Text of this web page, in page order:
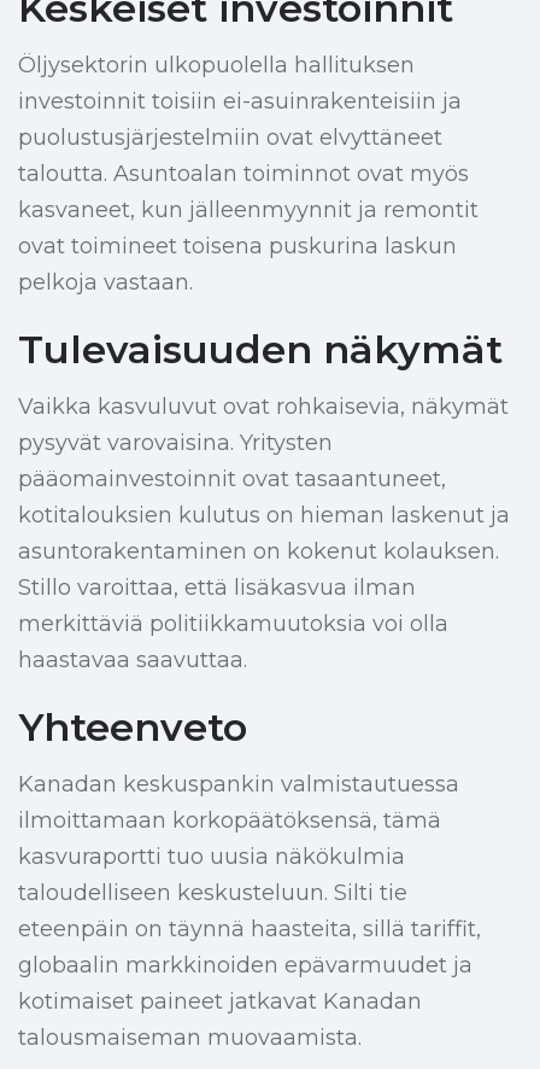
Öljysektorin ulkopuolella hallituksen
investoinnit toisiin ei-asuinrakenteisiin ja
puolustusjärjestelmiin ovat elvyttäneet
taloutta. Asuntoalan toiminnot ovat myös
kasvaneet, kun jälleenmyynnit ja remontit
ovat toimineet toisena puskurina laskun
pelkoja vastaan.
Tulevaisuuden näkymät
Vaikka kasvuluvut ovat rohkaisevia, näkymät
pysyvät varovaisina. Yritysten
pääomainvestoinnit ovat tasaantuneet,
kotitalouksien kulutus on hieman laskenut ja
asuntorakentaminen on kokenut kolauksen.
Stillo varoittaa, että lisäkasvua ilman
merkittäviä politiikkamuutoksia voi olla
haastavaa saavuttaa.
Yhteenveto
Kanadan keskuspankin valmistautuessa
ilmoittamaan korkopäätöksensä, tämä
kasvuraportti tuo uusia näkökulmia
taloudelliseen keskusteluun. Silti tie
eteenpäin on täynnä haasteita, sillä tariffit,
globaalin markkinoiden epävarmuudet ja
kotimaiset paineet jatkavat Kanadan
talousmaiseman muovaamista.